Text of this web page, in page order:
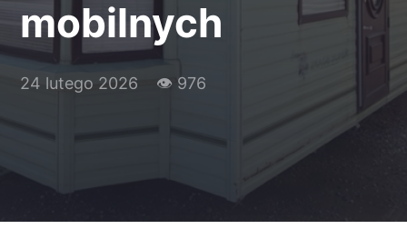
Kontakt
mobilnych
24 lutego 2026 👁 976